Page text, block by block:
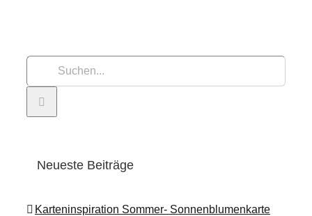
nach:
Neueste Beiträge
Karteninspiration Sommer- Sonnenblumenkarte